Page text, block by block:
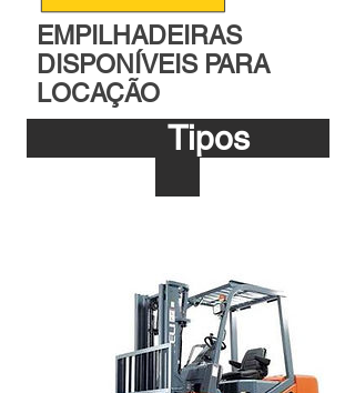
EMPILHADEIRAS
DISPONÍVEIS PARA
LOCAÇÃO
Tipos